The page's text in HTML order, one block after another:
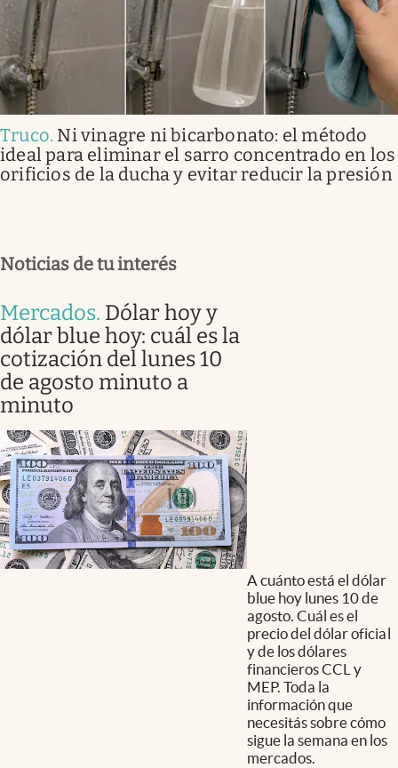
Truco. Ni vinagre ni bicarbonato: el método
ideal para eliminar el sarro concentrado en los
orificios de la ducha y evitar reducir la presión
Noticias de tu interés
Mercados. Dólar hoy y
dólar blue hoy: cuál es la
cotización del lunes 10
de agosto minuto a
minuto
A cuánto está el dólar
blue hoy lunes 10 de
agosto. Cuál es el
precio del dólar oficial
y de los dólares
financieros CCL y
MEP. Toda la
información que
necesitás sobre cómo
sigue la semana en los
mercados.